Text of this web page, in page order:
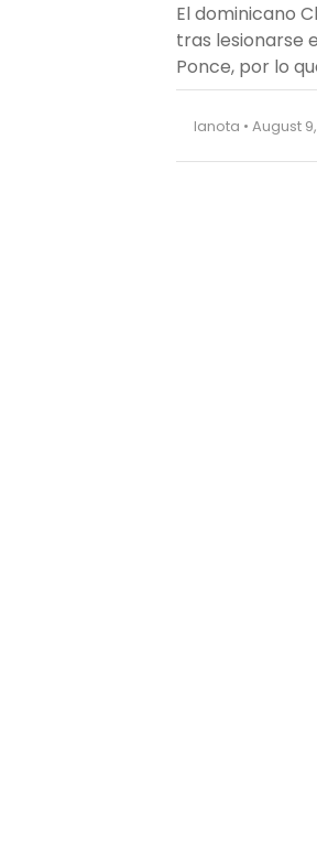
El dominicano
tras lesionarse
Ponce, por lo
lanota • August